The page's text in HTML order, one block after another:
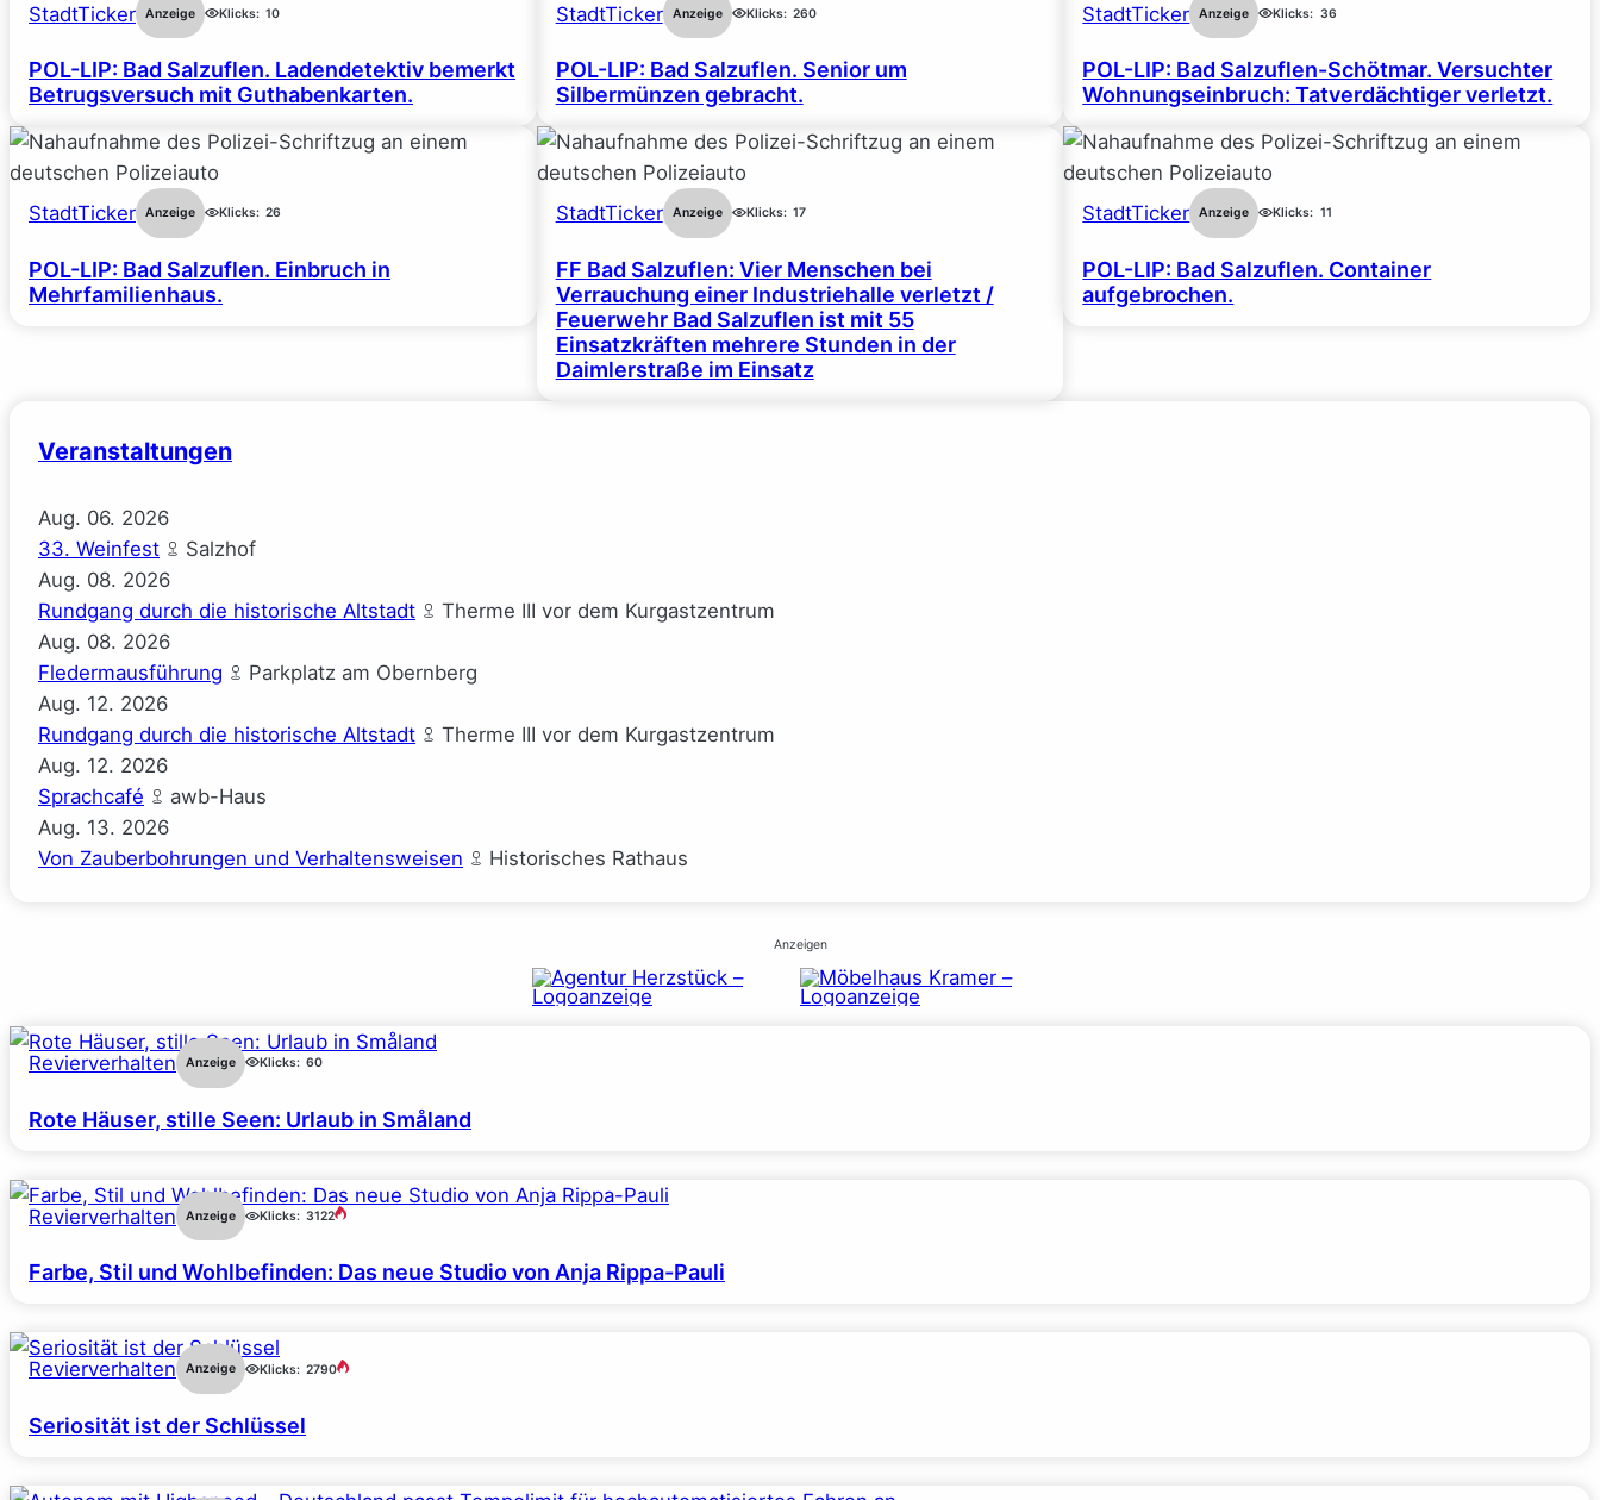
StadtTicker Anzeige Klicks: 10
POL-LIP: Bad Salzuflen. Ladendetektiv bemerkt
Betrugsversuch mit Guthabenkarten.
StadtTicker Anzeige Klicks: 260
POL-LIP: Bad Salzuflen. Senior um
Silbermünzen gebracht.
StadtTicker Anzeige Klicks: 36
POL-LIP: Bad Salzuflen-Schötmar. Versuchter
Wohnungseinbruch: Tatverdächtiger verletzt.
StadtTicker Anzeige Klicks: 26
POL-LIP: Bad Salzuflen. Einbruch in
Mehrfamilienhaus.
StadtTicker Anzeige Klicks: 17
FF Bad Salzuflen: Vier Menschen bei
Verrauchung einer Industriehalle verletzt /
Feuerwehr Bad Salzuflen ist mit 55
Einsatzkräften mehrere Stunden in der
Daimlerstraße im Einsatz
StadtTicker Anzeige Klicks: 11
POL-LIP: Bad Salzuflen. Container
aufgebrochen.
Veranstaltungen
Aug. 06. 2026
33. Weinfest
Salzhof
Aug. 08. 2026
Rundgang durch die historische Altstadt
Therme III vor dem Kurgastzentrum
Aug. 08. 2026
Fledermausführung
Parkplatz am Obernberg
Aug. 12. 2026
Rundgang durch die historische Altstadt
Therme III vor dem Kurgastzentrum
Aug. 12. 2026
Sprachcafé
awb-Haus
Aug. 13. 2026
Von Zauberbohrungen und Verhaltensweisen
Historisches Rathaus
Anzeigen
Revierverhalten Anzeige Klicks: 60
Rote Häuser, stille Seen: Urlaub in Småland
Revierverhalten Anzeige Klicks: 3122
Farbe, Stil und Wohlbefinden: Das neue Studio von Anja Rippa-Pauli
Revierverhalten Anzeige Klicks: 2790
Seriosität ist der Schlüssel